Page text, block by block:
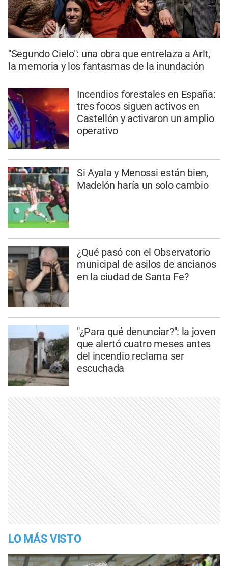
"Segundo Cielo": una obra que entrelaza a Arlt,
la memoria y los fantasmas de la inundación
Incendios forestales en España:
tres focos siguen activos en
Castellón y activaron un amplio
operativo
Si Ayala y Menossi están bien,
Madelón haría un solo cambio
¿Qué pasó con el Observatorio
municipal de asilos de ancianos
en la ciudad de Santa Fe?
"¿Para qué denunciar?": la joven
que alertó cuatro meses antes
del incendio reclama ser
escuchada
LO MÁS VISTO